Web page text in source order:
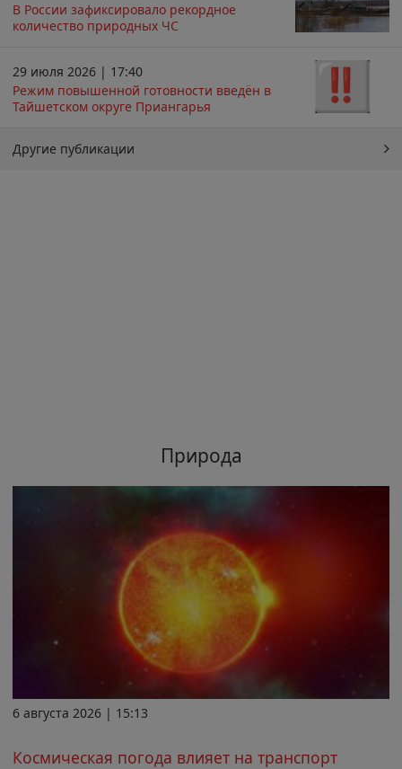
В России зафиксировало рекордное
количество природных ЧС
29 июля 2026 | 17:40
Режим повышенной готовности введён в
Тайшетском округе Приангарья
Другие публикации
Природа
6 августа 2026 | 15:13
Космическая погода влияет на транспорт